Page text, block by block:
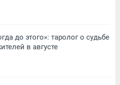
до этого»: таролог о судьбе
в августе